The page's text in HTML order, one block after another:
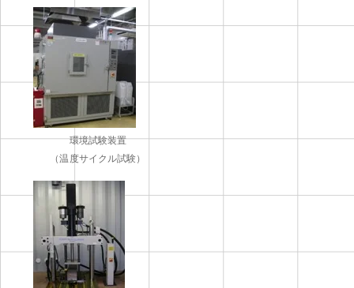
環境試験装置
（温度サイクル試験）